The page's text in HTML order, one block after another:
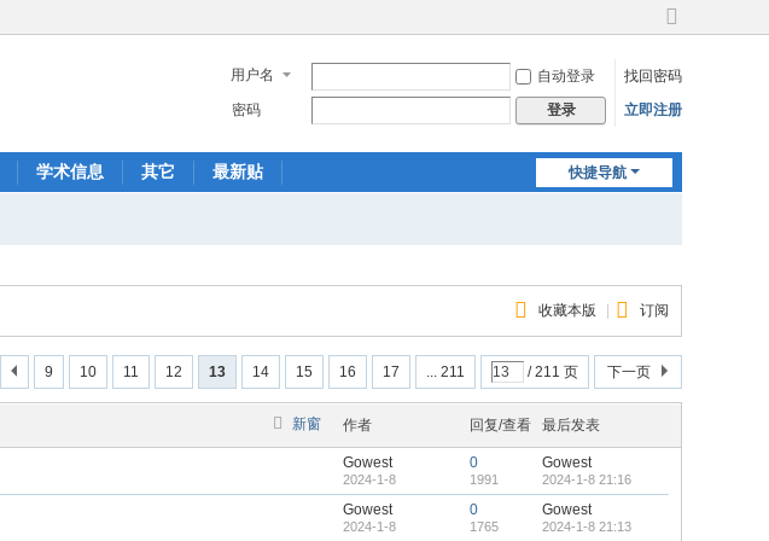
切
到
宽
用户名 自动登录
找回密码
密码
登录 立即注册
快捷导航
学术信息 其它 最新贴
收藏本版 订阅
9 10 11 12 13 14 15 16 17 ... 211 / 211 页 下一页
新窗 作者 回复/查看 最后发表
Gowest
2024-1-8
0
1991
Gowest
2024-1-8 21:16
Gowest
2024-1-8
0
1765
Gowest
2024-1-8 21:13